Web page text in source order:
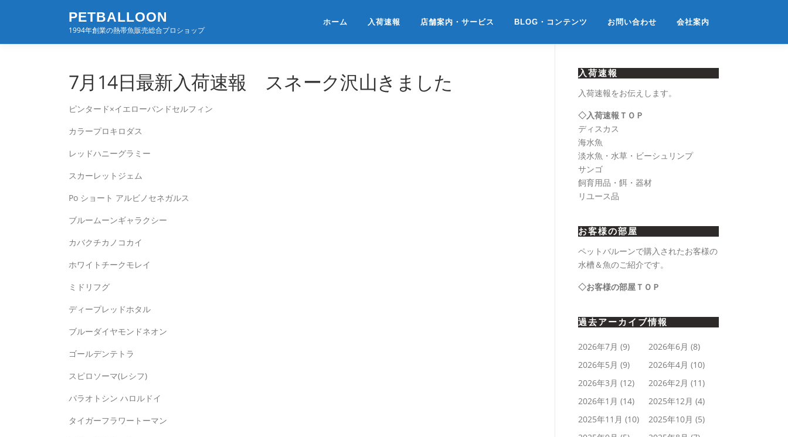
ン
PETBALLOON
1994年創業の熱帯魚販売総合プロショップ
ホーム 入荷速報 店舗案内・サービス BLOG・コンテンツ お問い合わせ 会社案内
7月14日最新入荷速報 スネーク沢山きました
ピンタード×イエローバンドセルフィン
カラープロキロダス
レッドハニーグラミー
スカーレットジェム
Po ショート アルビノセネガルス
ブルームーンギャラクシー
カバクチカノコカイ
ホワイトチークモレイ
ミドリフグ
ディープレッドホタル
ブルーダイヤモンドネオン
ゴールデンテトラ
スピロソーマ(レシフ)
パラオトシン ハロルドイ
タイガーフラワートーマン
入荷速報
入荷速報をお伝えします。
◇入荷速報ＴＯＰ
ディスカス
海水魚
淡水魚・水草・ビーシュリンプ
サンゴ
飼育用品・餌・器材
リユース品
お客様の部屋
ペットバルーンで購入されたお客様の
水槽＆魚のご紹介です。
◇お客様の部屋ＴＯＰ
過去アーカイブ情報
2026年7月 (9) 2026年6月 (8)
2026年5月 (9) 2026年4月 (10)
2026年3月 (12) 2026年2月 (11)
2026年1月 (14) 2025年12月 (4)
2025年11月 (10) 2025年10月 (5)